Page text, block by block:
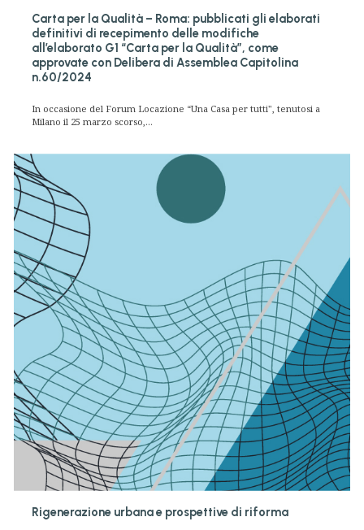
Carta per la Qualità – Roma: pubblicati gli elaborati
definitivi di recepimento delle modifiche
all’elaborato G1 “Carta per la Qualità”, come
approvate con Delibera di Assemblea Capitolina
n.60/2024
In occasione del Forum Locazione “Una Casa per tutti", tenutosi a
Milano il 25 marzo scorso,...
Rigenerazione urbana e prospettive di riforma